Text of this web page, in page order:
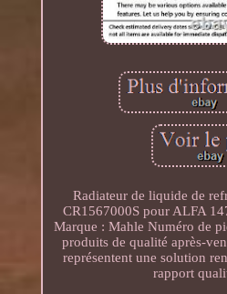
Radiateur de liquide de
CR1567000S pour ALFA
Marque : Mahle Numéro de
produits de qualité après-
représentent une solution
rapport